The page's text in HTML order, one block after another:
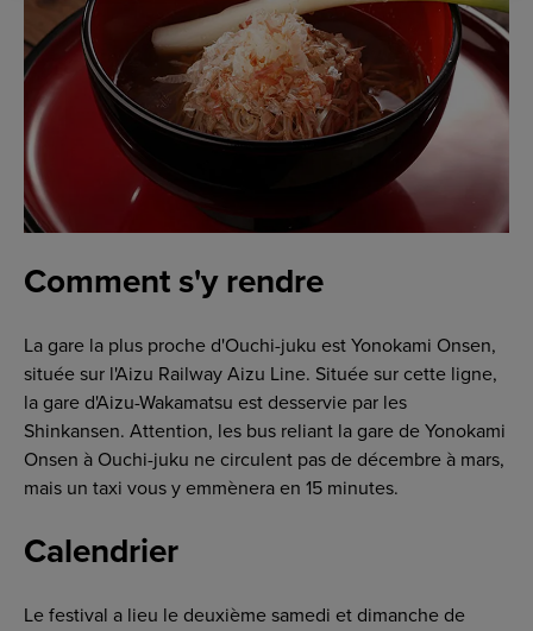
Comment s'y rendre
La gare la plus proche d'Ouchi-juku est Yonokami Onsen,
située sur l'Aizu Railway Aizu Line. Située sur cette ligne,
la gare d'Aizu-Wakamatsu est desservie par les
Shinkansen. Attention, les bus reliant la gare de Yonokami
Onsen à Ouchi-juku ne circulent pas de décembre à mars,
mais un taxi vous y emmènera en 15 minutes.
Calendrier
Le festival a lieu le deuxième samedi et dimanche de